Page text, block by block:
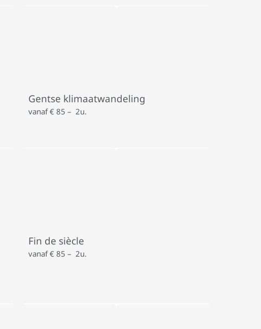
Gentse klimaatwandeling
vanaf € 85 – 2u.
Fin de siècle
vanaf € 85 – 2u.